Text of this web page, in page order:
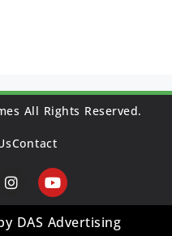
All Rights Reserved.
Contact
DAS Advertising